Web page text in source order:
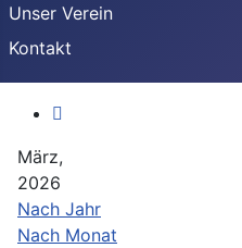
Unser Verein
Kontakt
März,
2026
Nach Jahr
Nach Monat